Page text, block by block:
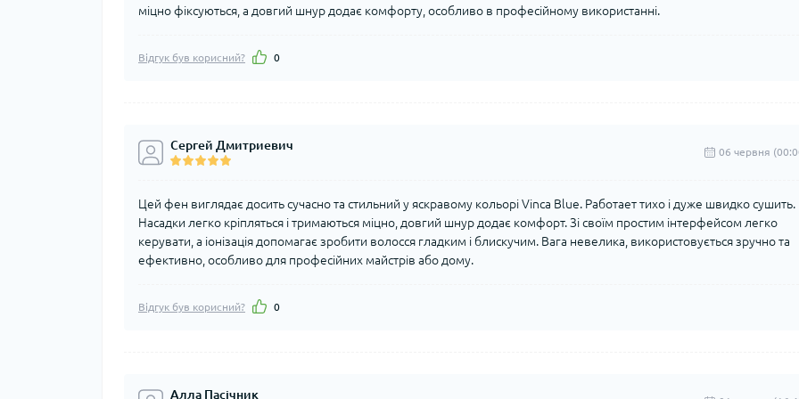
міцно фіксуються, а довгий шнур додає комфорту, особливо в професійному використанні.
Відгук був корисний? 0
Сергей Дмитриевич 06 червня
Цей фен виглядає досить сучасно та стильний у яскравому кольорі Vinca Blue. Работает тихо і дуже швидко сушить.
Насадки легко кріпляться і тримаються міцно, довгий шнур додає комфорт. Зі своїм простим інтерфейсом легко
керувати, а іонізація допомагає зробити волосся гладким і блискучим. Вага невелика, використовується зручно та
ефективно, особливо для професійних майстрів або дому.
Відгук був корисний? 0
Алла Пасічник